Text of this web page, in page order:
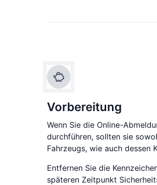
Vorbereitung
Wenn Sie die Online-
durchführen, sollten sie
Fahrzeugs, wie auch dessen
Entfernen Sie die
späteren Zeitpunkt